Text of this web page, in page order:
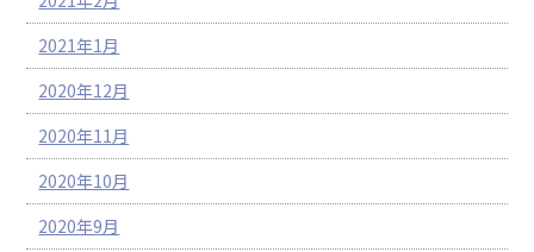
2021年1月
2020年12月
2020年11月
2020年10月
2020年9月